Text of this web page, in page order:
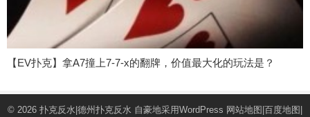
【EV扑克】拿A7撞上7-7-x的翻牌，价值最大化的玩法是？
© 2026 扑克反水|德州扑克反水 自豪地采用WordPress 网站地图 百度地图